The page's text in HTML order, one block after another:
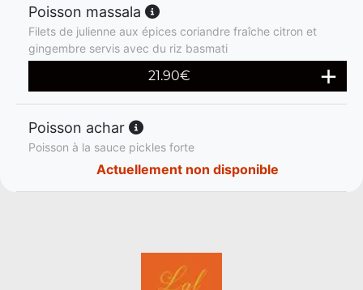
Poisson massala
Filets de julienne aux épices coriandre fraîche citron et
gingembre servis avec du riz basmati
21.90€
Poisson achar
Poisson à la sauce pickles forte
Actuellement non disponible